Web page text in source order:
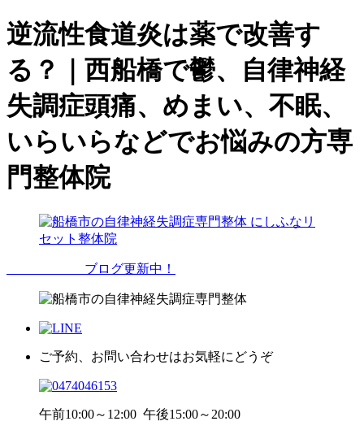
逆流性食道炎は薬で改善す
る？｜西船橋で鬱、自律神経
失調症頭痛、めまい、不眠、
いらいらなどでお悩みの方専
門整体院
ブログ更新中！
ご予約、お問い合わせはお気軽にどうぞ
午前10:00～12:00 午後15:00～20:00